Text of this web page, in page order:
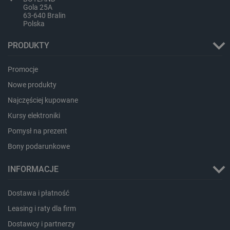
Gola 25A
63-640 Bralin
Polska
PRODUKTY
Promocje
Nowe produkty
Najczęściej kupowane
Kursy elektroniki
Pomysł na prezent
Bony podarunkowe
INFORMACJE
Dostawa i płatność
Leasing i raty dla firm
Dostawcy i partnerzy
PHPSESSID
_smvs